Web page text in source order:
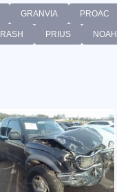
PROAC
GRANVIA
NOAH
PRIUS
RASH